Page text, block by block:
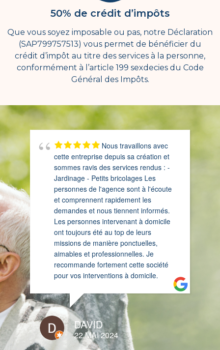
50% de crédit d’impôts
Que vous soyez imposable ou pas, notre Déclaration
(SAP799757513) vous permet de bénéficier du
crédit d’impôt au titre des services à la personne,
conformément à l’article 199 sexdecies du Code
Général des Impôts.
Nous travaillons avec
cette entreprise depuis sa création et
sommes ravis des services rendus : -
Jardinage - Petits bricolages Les
personnes de l'agence sont à l'écoute
et comprennent rapidement les
demandes et nous tiennent informés.
Les personnes intervenant à domicile
ont toujours été au top de leurs
missions de manière ponctuelles,
aimables et professionnelles. Je
recommande fortement cette société
pour vos interventions à domicile.
DAVID
22 MAI 2024